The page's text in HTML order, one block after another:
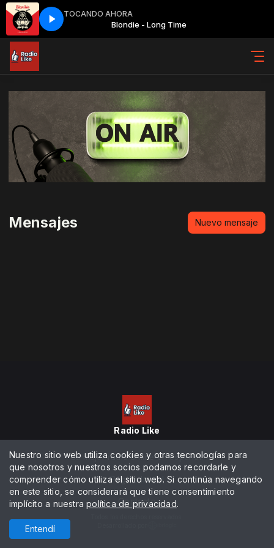
TOCANDO AHORA
Time Blondie - Long Time
Mensajes Nuevo mensaje
Radio Like
La mejor radio online en español.
Página Inicial
Contacto
Nuestro sitio web utiliza cookies y otras tecnologías para
que nosotros y nuestros socios podamos recordarle y
comprender cómo utiliza el sitio web. Si continúa navegando
en este sitio, se considerará que tiene consentimiento
implícito a nuestrapolítica de privacidad.
Entendí